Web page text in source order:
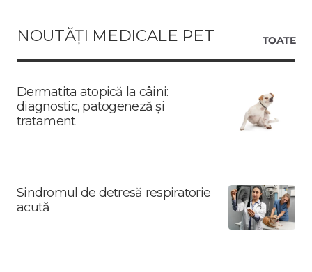
NOUTĂȚI MEDICALE PET TOATE
Dermatita atopică la câini:
diagnostic, patogeneză și
tratament
Sindromul de detresă respiratorie
acută